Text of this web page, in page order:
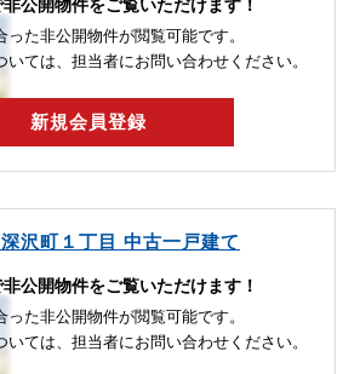
公開物件をご覧いただけます！
た非公開物件が閲覧可能です。
ては、担当者にお問い合わせください。
新規会員登録
沢町１丁目 中古一戸建て
公開物件をご覧いただけます！
た非公開物件が閲覧可能です。
ては、担当者にお問い合わせください。